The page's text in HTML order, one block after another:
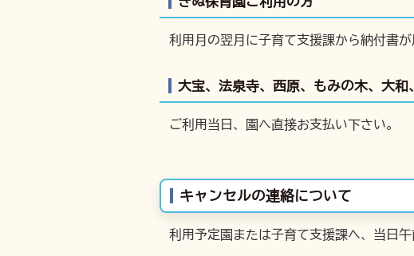
利用月の翌月に子育て支援課から納付書
大宝、法泉寺、西原、もみの木、大
ご利用当日、園へ直接お支払い下さい。
キャンセルの連絡について
利用予定園または子育て支援課へ、当日午